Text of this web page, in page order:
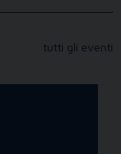
tutti gli eventi